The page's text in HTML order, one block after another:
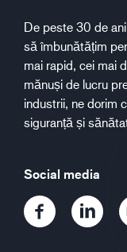
De peste 30 de
să îmbunătățim
mai rapid, cei mai
mănuși de lucru
industrii, ne dorim
siguranță și
Social media